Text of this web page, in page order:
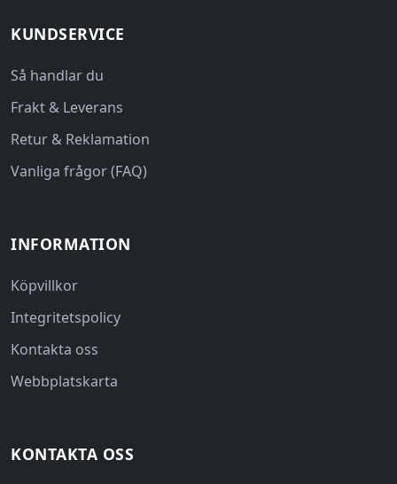
KUNDSERVICE
Så handlar du
Frakt & Leverans
Retur & Reklamation
Vanliga frågor (FAQ)
INFORMATION
Köpvillkor
Integritetspolicy
Kontakta oss
Webbplatskarta
KONTAKTA OSS